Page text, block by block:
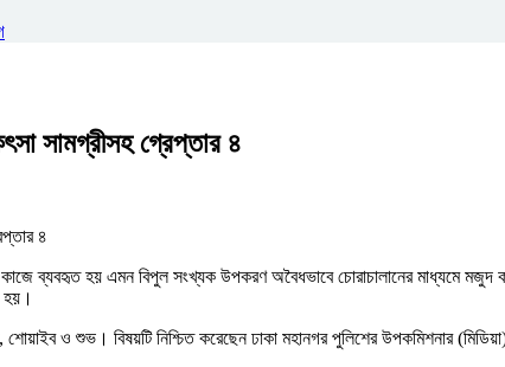
সামগ্রীসহ গ্রেপ্তার ৪
ব্যবহৃত হয় এমন বিপুল সংখ্যক উপকরণ অবৈধভাবে চোরাচালানের মাধ্যমে
হয়।
ও শুভ। বিষয়টি নিশ্চিত করেছেন ঢাকা মহানগর পুলিশের উপকমিশনার